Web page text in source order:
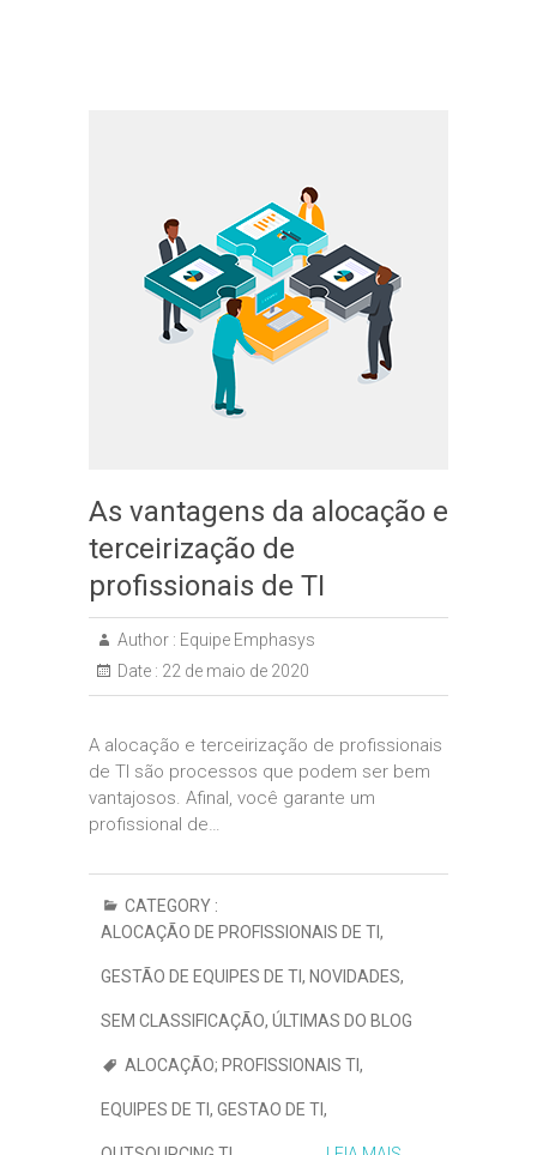
As vantagens da alocação e
terceirização de
profissionais de TI
Author : Equipe Emphasys
Date : 22 de maio de 2020
A alocação e terceirização de profissionais
de TI são processos que podem ser bem
vantajosos. Afinal, você garante um
profissional de…
CATEGORY :
ALOCAÇÃO DE PROFISSIONAIS DE TI,
GESTÃO DE EQUIPES DE TI, NOVIDADES,
SEM CLASSIFICAÇÃO, ÚLTIMAS DO BLOG
ALOCAÇÃO; PROFISSIONAIS TI,
EQUIPES DE TI, GESTAO DE TI,